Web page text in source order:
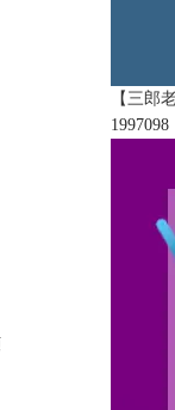
【三郎
1997098